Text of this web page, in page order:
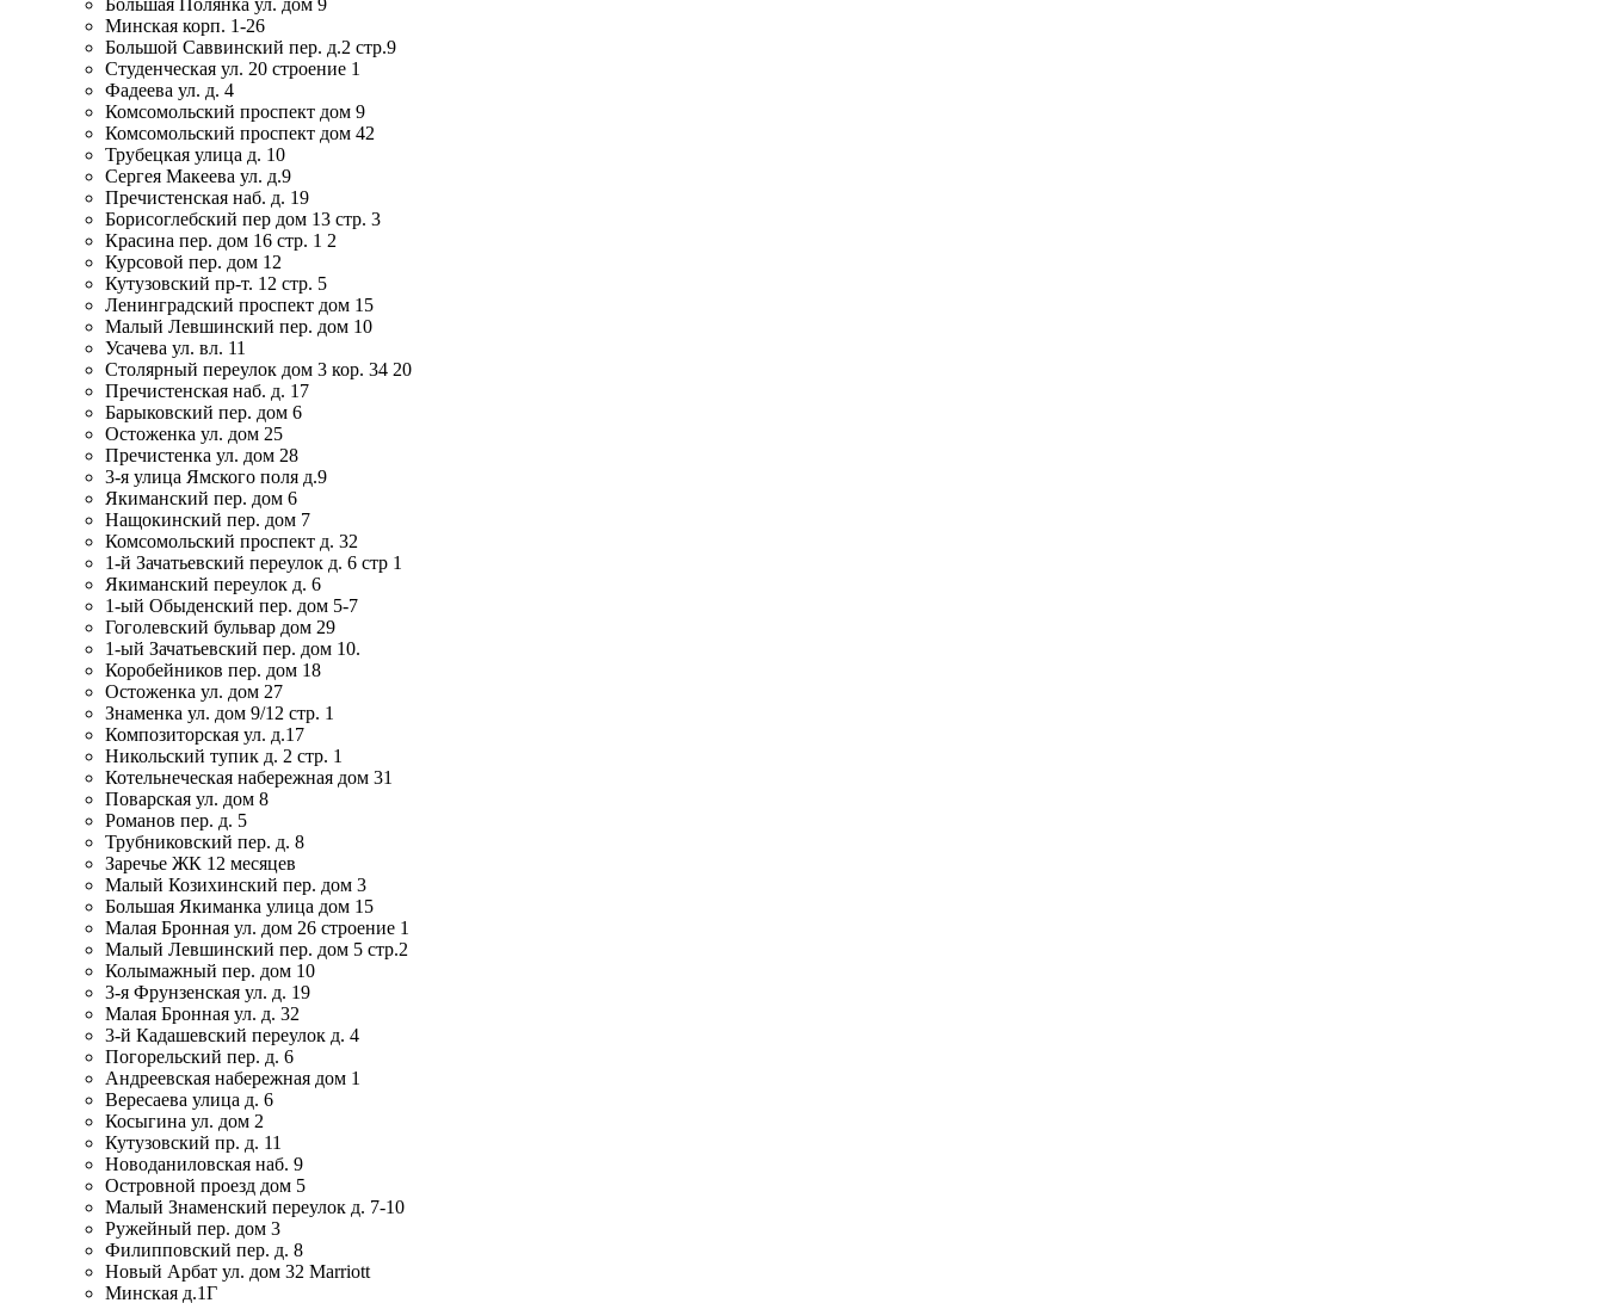
Минская корп. 1-26
Большой Саввинский пер. д.2 стр.9
Студенческая ул. 20 строение 1
Фадеева ул. д. 4
Комсомольский проспект дом 9
Комсомольский проспект дом 42
Трубецкая улица д. 10
Сергея Макеева ул. д.9
Пречистенская наб. д. 19
Борисоглебский пер дом 13 стр. 3
Красина пер. дом 16 стр. 1 2
Курсовой пер. дом 12
Кутузовский пр-т. 12 стр. 5
Ленинградский проспект дом 15
Малый Левшинский пер. дом 10
Усачева ул. вл. 11
Столярный переулок дом 3 кор. 34 20
Пречистенская наб. д. 17
Барыковский пер. дом 6
Остоженка ул. дом 25
Пречистенка ул. дом 28
3-я улица Ямского поля д.9
Якиманский пер. дом 6
Нащокинский пер. дом 7
Комсомольский проспект д. 32
1-й Зачатьевский переулок д. 6 стр 1
Якиманский переулок д. 6
1-ый Обыденский пер. дом 5-7
Гоголевский бульвар дом 29
1-ый Зачатьевский пер. дом 10.
Коробейников пер. дом 18
Остоженка ул. дом 27
Знаменка ул. дом 9/12 стр. 1
Композиторская ул. д.17
Никольский тупик д. 2 стр. 1
Котельнеческая набережная дом 31
Поварская ул. дом 8
Романов пер. д. 5
Трубниковский пер. д. 8
Заречье ЖК 12 месяцев
Малый Козихинский пер. дом 3
Большая Якиманка улица дом 15
Малая Бронная ул. дом 26 строение 1
Малый Левшинский пер. дом 5 стр.2
Колымажный пер. дом 10
3-я Фрунзенская ул. д. 19
Малая Бронная ул. д. 32
3-й Кадашевский переулок д. 4
Погорельский пер. д. 6
Андреевская набережная дом 1
Вересаева улица д. 6
Косыгина ул. дом 2
Кутузовский пр. д. 11
Новоданиловская наб. 9
Островной проезд дом 5
Малый Знаменский переулок д. 7-10
Ружейный пер. дом 3
Филипповский пер. д. 8
Новый Арбат ул. дом 32 Marriott
Минская д.1Г